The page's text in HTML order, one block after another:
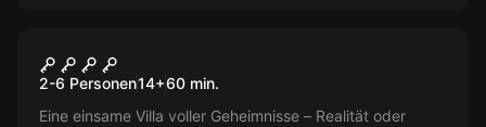
Neu
Villa des Wahnsinns
2-6 Personen14+60 min.
Eine einsame Villa voller Geheimnisse – Realität oder